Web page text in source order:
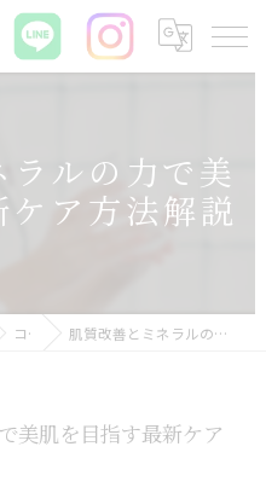
ルの力で美
ア方法解説
コラム 肌質改善とミネラルの力で美肌を目指す最新ケア方法解説
美肌を目指す最新ケア